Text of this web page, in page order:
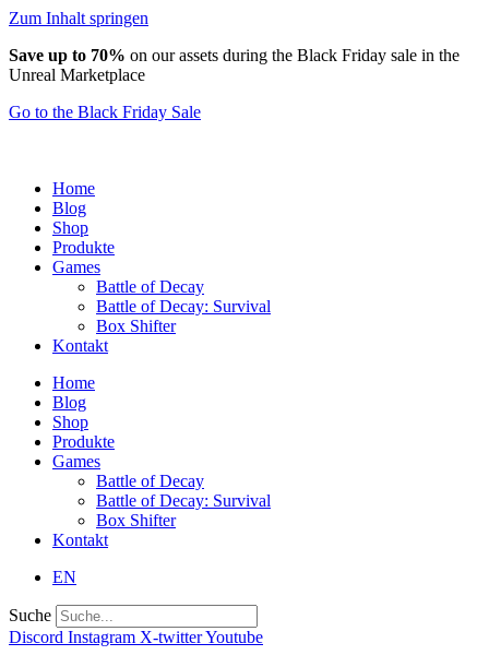
Zum Inhalt springen
Save up to 70% on our assets during the Black Friday sale in the
Unreal Marketplace
Go to the Black Friday Sale
Home
Blog
Shop
Produkte
Games
Battle of Decay
Battle of Decay: Survival
Box Shifter
Kontakt
Home
Blog
Shop
Produkte
Games
Battle of Decay
Battle of Decay: Survival
Box Shifter
Kontakt
EN
Suche
Discord Instagram X-twitterYoutube